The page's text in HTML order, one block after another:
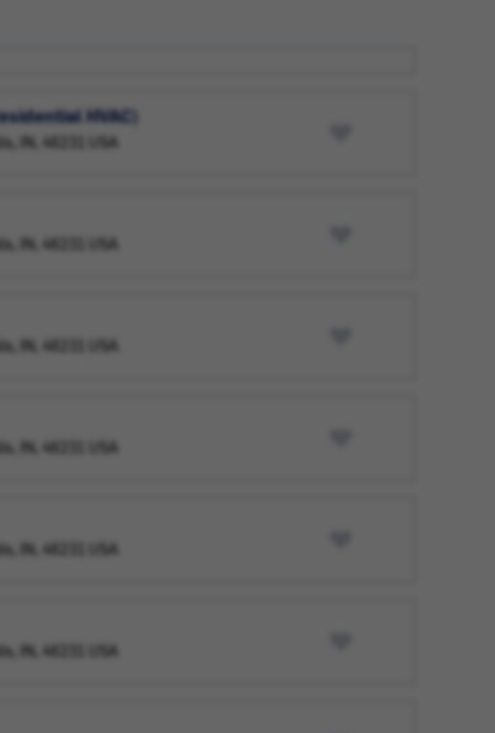
HVAC)
IN, 46231 USA
IN, 46231 USA
IN, 46231 USA
IN, 46231 USA
IN, 46231 USA
IN, 46231 USA